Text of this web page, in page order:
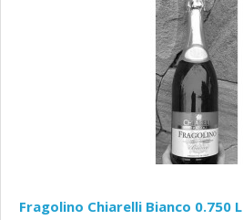
Fragolino Chiarelli Bianco 0.750 L